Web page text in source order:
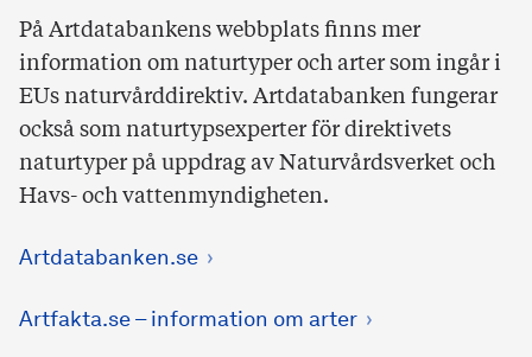
På Artdatabankens webbplats finns mer
information om naturtyper och arter som ingår i
EUs naturvårddirektiv. Artdatabanken fungerar
också som naturtypsexperter för direktivets
naturtyper på uppdrag av Naturvårdsverket och
Havs- och vattenmyndigheten.
Artdatabanken.se
Artfakta.se – information om arter